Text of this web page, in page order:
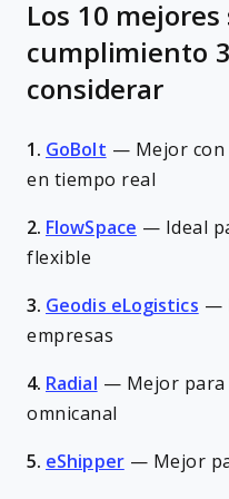
Los 10
cumplimiento
considerar
1. GoBolt — Mejor
en tiempo real
2. FlowSpace — Ideal
flexible
3. Geodis eLogistics —
empresas
4. Radial — Mejor
omnicanal
5. eShipper — Mejor